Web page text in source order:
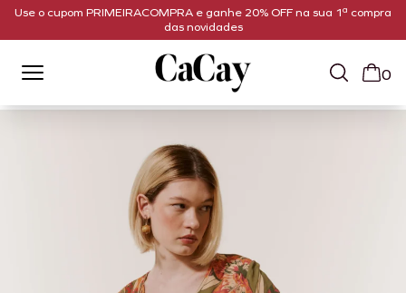
Use o cupom PRIMEIRACOMPRA e ganhe 20% OFF na sua 1ª compra
das novidades
0